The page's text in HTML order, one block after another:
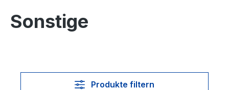
Sonstige
Produkte filtern